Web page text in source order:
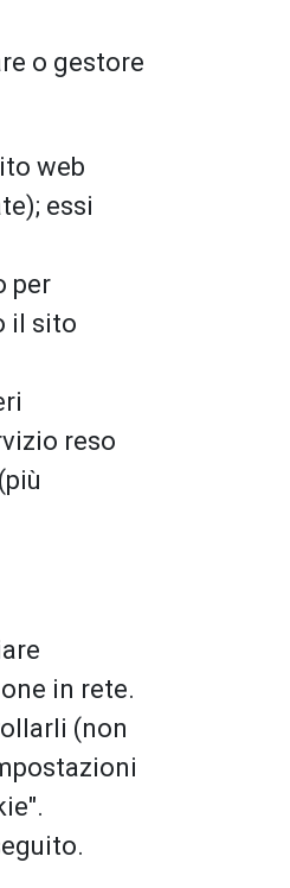
o gestore
web
essi
per
il sito
reso
in rete.
(non